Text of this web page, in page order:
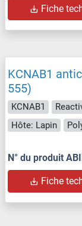
Fiche
KCNAB1
555)
KCNAB1
Hôte: Lapin
N° du produit
Fiche